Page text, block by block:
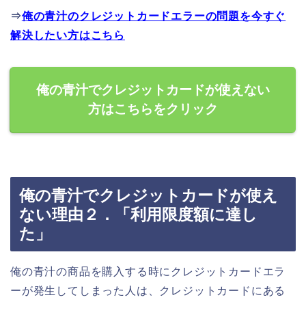
⇒俺の青汁のクレジットカードエラーの問題を今すぐ
解決したい方はこちら
俺の青汁でクレジットカードが使えない
方はこちらをクリック
俺の青汁でクレジットカードが使え
ない理由２．「利用限度額に達し
た」
俺の青汁の商品を購入する時にクレジットカードエラ
ーが発生してしまった人は、クレジットカードにある